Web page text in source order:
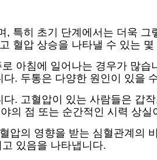
특히 초기 단계에서는 더욱
혈압 상승을 나타낼 수 있는
아침에 일어나는 경우가 많
. 두통은 다양한 원인이 있을
다. 고혈압이 있는 사람들은 갑
의 점 또는 순간적인 시력 상실
압의 영향을 받는 심혈관계의
있음을 나타냅니다.